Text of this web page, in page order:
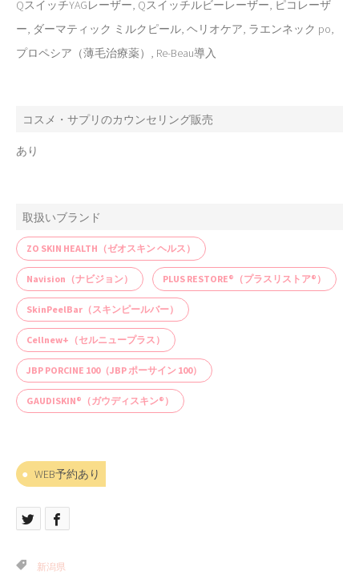
QスイッチYAGレーザー, Qスイッチルビーレーザー, ピコレーザ
ー, ダーマティック ミルクピール, ヘリオケア, ラエンネック po,
プロペシア（薄毛治療薬）, Re-Beau導入
コスメ・サプリのカウンセリング販売
あり
取扱いブランド
ZO SKIN HEALTH（ゼオスキン ヘルス）
Navision（ナビジョン） PLUS RESTORE®（プラスリストア®）
SkinPeelBar（スキンピールバー）
Cellnew+（セルニュープラス）
JBP PORCINE 100（JBP ポーサイン 100）
GAUDISKIN®（ガウディスキン®）
WEB予約あり
新潟県